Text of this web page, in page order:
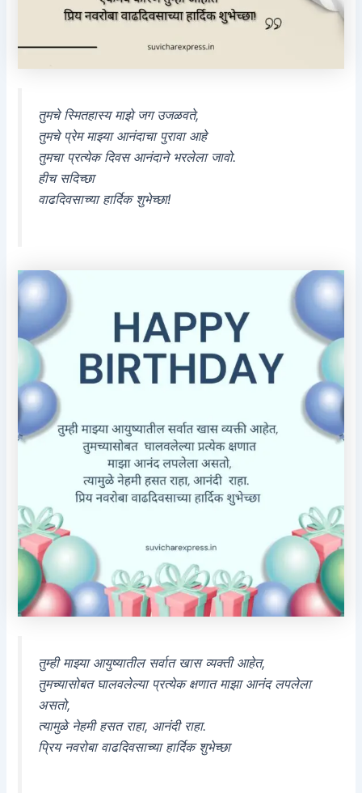
तुमचे स्मितहास्य माझे जग उजळवते,
तुमचे प्रेम माझ्या आनंदाचा पुरावा आहे
तुमचा प्रत्येक दिवस आनंदाने भरलेला जावो.
हीच सदिच्छा
वाढदिवसाच्या हार्दिक शुभेच्छा!
तुम्ही माझ्या आयुष्यातील सर्वात खास व्यक्ती आहेत,
तुमच्यासोबत घालवलेल्या प्रत्येक क्षणात माझा आनंद लपलेला
असतो,
त्यामुळे नेहमी हसत राहा, आनंदी राहा.
प्रिय नवरोबा वाढदिवसाच्या हार्दिक शुभेच्छा